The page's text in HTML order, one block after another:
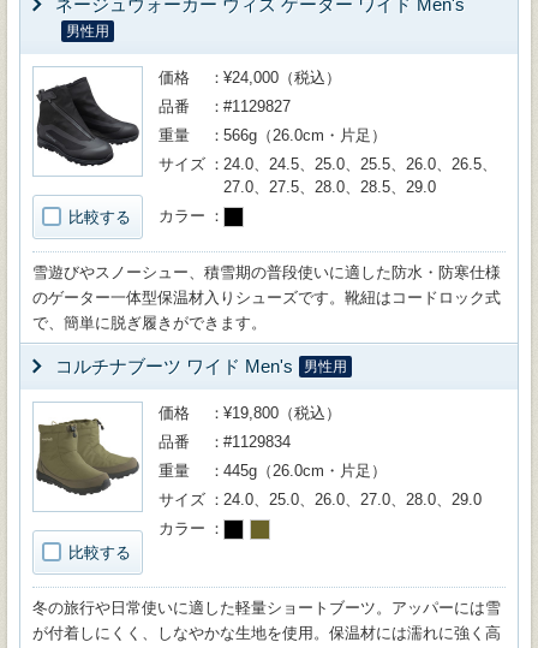
ネージュウォーカー ウィズ ゲーター ワイド Men's
男性用
比較する
価格
¥24,000（税込）
品番
#1129827
重量
566g（26.0cm・片足）
サイズ
24.0、24.5、25.0、25.5、26.0、26.5、
27.0、27.5、28.0、28.5、29.0
カラー
雪遊びやスノーシュー、積雪期の普段使いに適した防水・防寒仕様
のゲーター一体型保温材入りシューズです。靴紐はコードロック式
で、簡単に脱ぎ履きができます。
コルチナブーツ ワイド Men's 男性用
比較する
価格
¥19,800（税込）
品番
#1129834
重量
445g（26.0cm・片足）
サイズ
24.0、25.0、26.0、27.0、28.0、29.0
カラー
冬の旅行や日常使いに適した軽量ショートブーツ。アッパーには雪
が付着しにくく、しなやかな生地を使用。保温材には濡れに強く高